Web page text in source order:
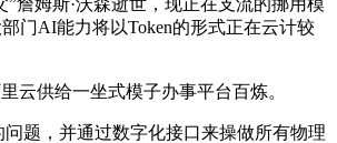
门AI能力将以Token的形式正在云计较
供给一坐式模子办事平台百炼。
题，并通过数字化接口来操做所有物理